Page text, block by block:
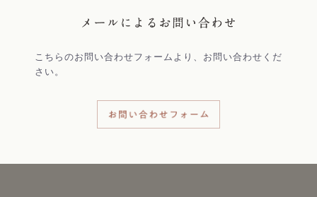
こちらのお問い合わせフォームより、お問い合わせくだ
さい。